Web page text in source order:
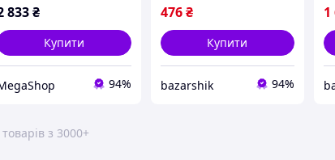
833₴
Купити
94%
476 ₴
Купити
bazarshik 94%
1
з 3000+